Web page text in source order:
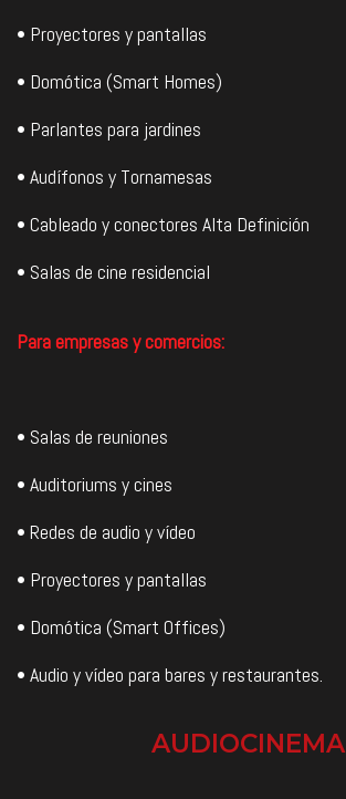
• Proyectores y pantallas
• Domótica (Smart Homes)
• Parlantes para jardines
• Audífonos y Tornamesas
• Cableado y conectores Alta Definición
• Salas de cine residencial
Para empresas y comercios:
• Salas de reuniones
• Auditoriums y cines
• Redes de audio y vídeo
• Proyectores y pantallas
• Domótica (Smart Offices)
• Audio y vídeo para bares y restaurantes.
AUDIOCINEMA